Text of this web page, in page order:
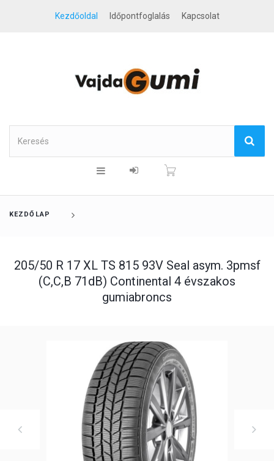
Kezdőoldal Időpontfoglalás Kapcsolat
KEZDŐLAP
205/50 R 17 XL TS 815 93V Seal asym. 3pmsf
(C,C,B 71dB) Continental 4 évszakos
gumiabroncs